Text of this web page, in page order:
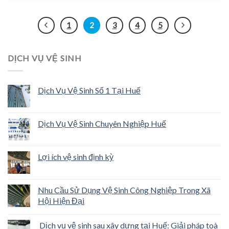
1 2 3 4 5
DỊCH VỤ VỆ SINH
Dịch Vụ Vệ Sinh Số 1 Tại Huế
Dịch Vụ Vệ Sinh Chuyên Nghiệp Huế
Lợi ích vệ sinh định kỳ
Nhu Cầu Sử Dụng Vệ Sinh Công Nghiệp Trong Xã
Hội Hiện Đại
Dịch vụ vệ sinh sau xây dựng tại Huế: Giải pháp toà